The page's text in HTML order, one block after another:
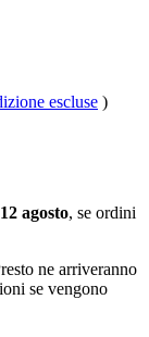
escluse )
agosto, se ordini
ne arriveranno
se vengono